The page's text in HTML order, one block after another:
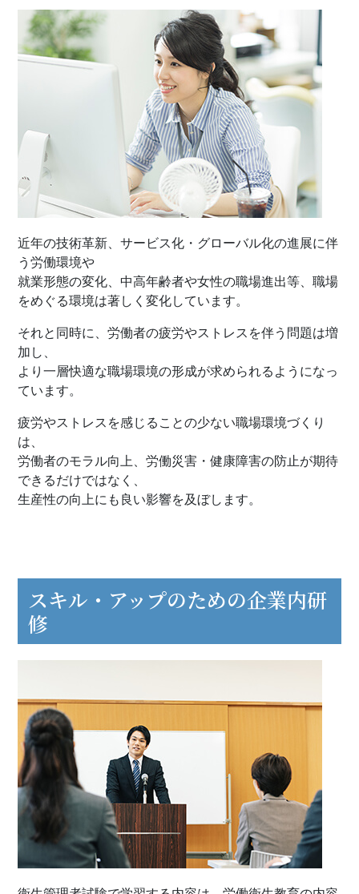
近年の技術革新、サービス化・グローバル化の進展に伴
う労働環境や
就業形態の変化、中高年齢者や女性の職場進出等、職場
をめぐる環境は著しく変化しています。
それと同時に、労働者の疲労やストレスを伴う問題は増
加し、
より一層快適な職場環境の形成が求められるようになっ
ています。
疲労やストレスを感じることの少ない職場環境づくり
は、
労働者のモラル向上、労働災害・健康障害の防止が期待
できるだけではなく、
生産性の向上にも良い影響を及ぼします。
スキル・アップのための企業内研
修